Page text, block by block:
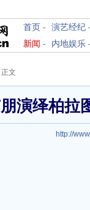
首页 - 演艺经纪
新闻 - 内地娱乐
文
演绎柏拉
http://